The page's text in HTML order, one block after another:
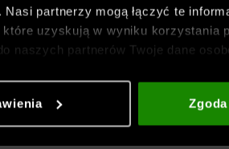
partnerzy mogą łączyć te
uzyskują w wyniku korzystania
naszych partnerów Twoje dane
w naszej
Polityce prywatnościoraz